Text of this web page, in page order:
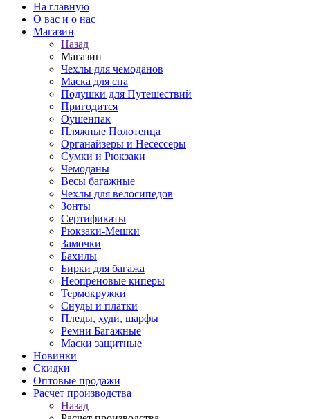
На главную
О вас и о нас
Магазин
Назад
Магазин
Чехлы для чемоданов
Маска для сна
Подушки для Путешествий
Пригодится
Оушенпак
Пляжные Полотенца
Органайзеры и Несессеры
Сумки и Рюкзаки
Чемоданы
Весы багажные
Чехлы для велосипедов
Зонты
Сертификаты
Рюкзаки-Мешки
Замочки
Бахилы
Бирки для багажа
Неопреновые киперы
Термокружки
Снуды и платки
Пледы, худи, шарфы
Ремни Багажные
Маски защитные
Новинки
Скидки
Оптовые продажи
Расчет производства
Назад